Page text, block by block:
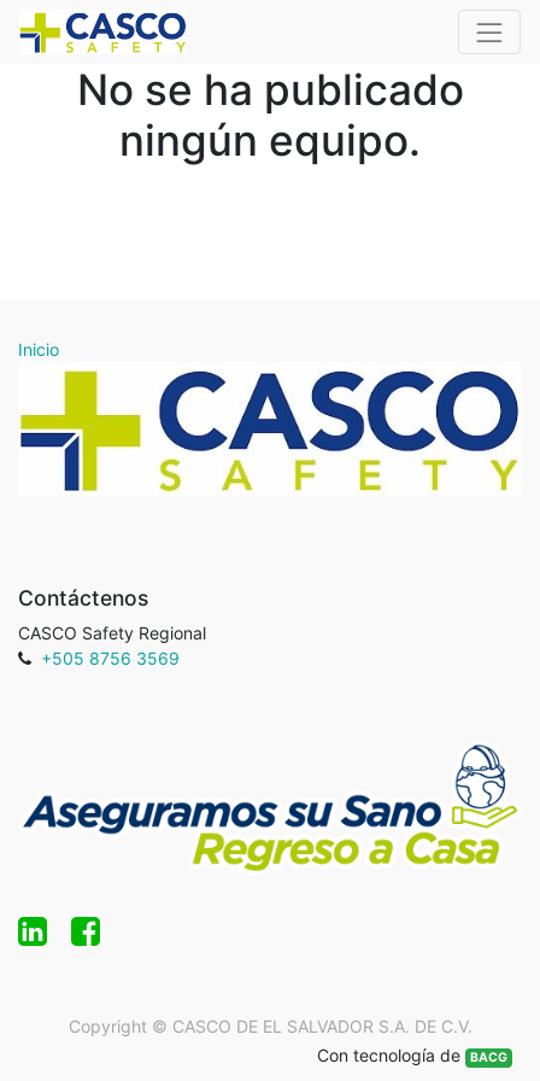
No se ha publicado
ningún equipo.
Inicio
Contáctenos
CASCO Safety Regional
+505 8756 3569
Copyright © CASCO DE EL SALVADOR S.A. DE C.V.
Con tecnología de
BACG